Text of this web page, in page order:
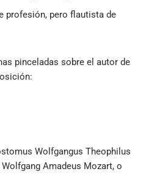
profesión, pero flautista de
pinceladas sobre el autor de
Wolfgangus Theophilus
Amadeus Mozart, o